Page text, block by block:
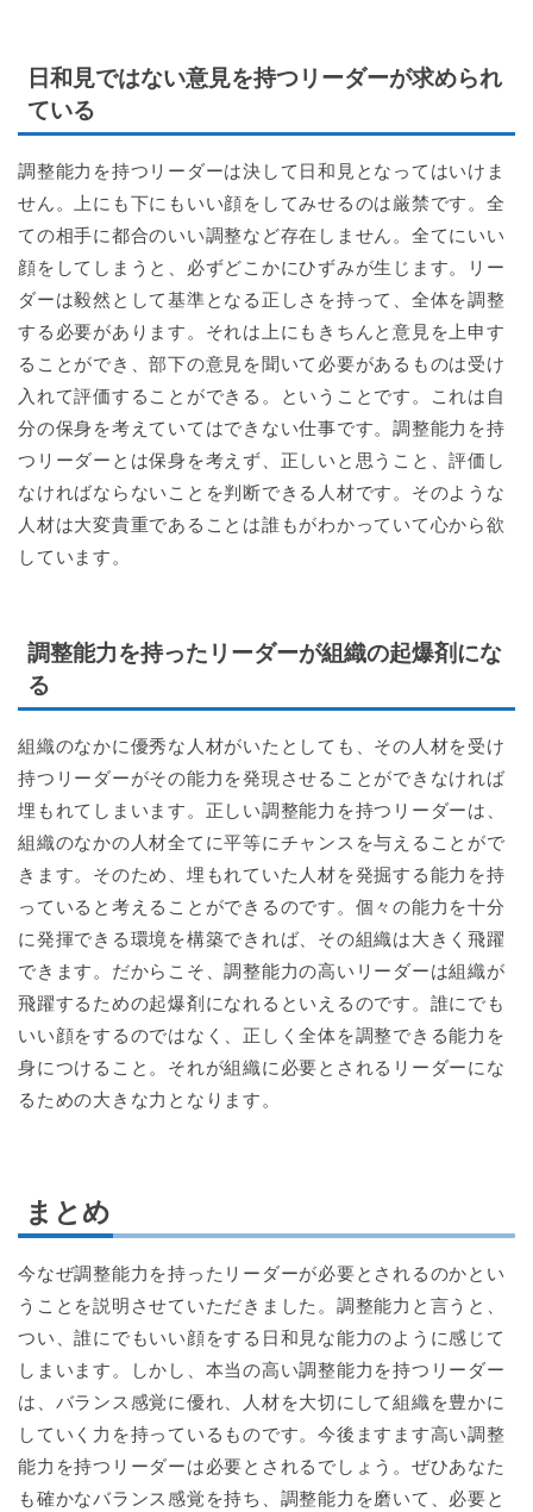
日和見ではない意見を持つリーダーが求められ
ている
調整能力を持つリーダーは決して日和見となってはいけま
せん。上にも下にもいい顔をしてみせるのは厳禁です。全
ての相手に都合のいい調整など存在しません。全てにいい
顔をしてしまうと、必ずどこかにひずみが生じます。リー
ダーは毅然として基準となる正しさを持って、全体を調整
する必要があります。それは上にもきちんと意見を上申す
ることができ、部下の意見を聞いて必要があるものは受け
入れて評価することができる。ということです。これは自
分の保身を考えていてはできない仕事です。調整能力を持
つリーダーとは保身を考えず、正しいと思うこと、評価し
なければならないことを判断できる人材です。そのような
人材は大変貴重であることは誰もがわかっていて心から欲
しています。
調整能力を持ったリーダーが組織の起爆剤にな
る
組織のなかに優秀な人材がいたとしても、その人材を受け
持つリーダーがその能力を発現させることができなければ
埋もれてしまいます。正しい調整能力を持つリーダーは、
組織のなかの人材全てに平等にチャンスを与えることがで
きます。そのため、埋もれていた人材を発掘する能力を持
っていると考えることができるのです。個々の能力を十分
に発揮できる環境を構築できれば、その組織は大きく飛躍
できます。だからこそ、調整能力の高いリーダーは組織が
飛躍するための起爆剤になれるといえるのです。誰にでも
いい顔をするのではなく、正しく全体を調整できる能力を
身につけること。それが組織に必要とされるリーダーにな
るための大きな力となります。
まとめ
今なぜ調整能力を持ったリーダーが必要とされるのかとい
うことを説明させていただきました。調整能力と言うと、
つい、誰にでもいい顔をする日和見な能力のように感じて
しまいます。しかし、本当の高い調整能力を持つリーダー
は、バランス感覚に優れ、人材を大切にして組織を豊かに
していく力を持っているものです。今後ますます高い調整
能力を持つリーダーは必要とされるでしょう。ぜひあなた
も確かなバランス感覚を持ち、調整能力を磨いて、必要と